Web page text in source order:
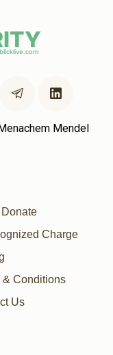
Mendel
Charge
& Conditions
Us